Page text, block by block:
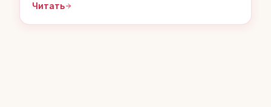
преимущества: вкус, польза, универсальность.
Читать